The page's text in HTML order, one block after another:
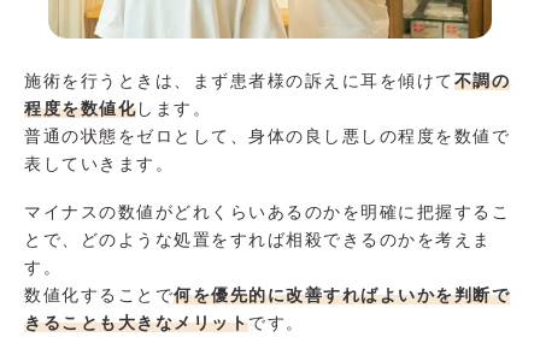
施術を行うときは、まず患者様の訴えに耳を傾けて不調の
程度を数値化します。
普通の状態をゼロとして、身体の良し悪しの程度を数値で
表していきます。
マイナスの数値がどれくらいあるのかを明確に把握するこ
とで、どのような処置をすれば相殺できるのかを考えま
す。
数値化することで何を優先的に改善すればよいかを判断で
きることも大きなメリットです。